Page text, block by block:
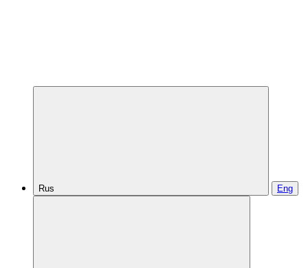
Rus Eng